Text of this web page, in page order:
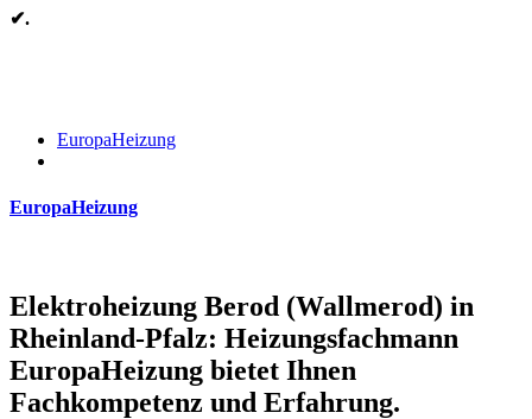
✔.
EuropaHeizung
EuropaHeizung
Elektroheizung Berod (Wallmerod) in
Rheinland-Pfalz: Heizungsfachmann
EuropaHeizung bietet Ihnen
Fachkompetenz und Erfahrung.